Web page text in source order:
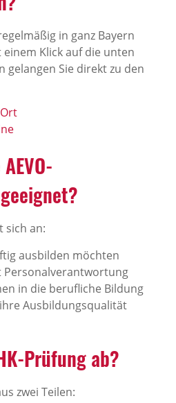
in ganz Bayern
Klick auf die unten
gelangen Sie direkt zu den
sich an:
ausbilden möchten
Personalverantwortung
in die berufliche Bildung
Ausbildungsqualität
Prüfung ab?
zwei Teilen: